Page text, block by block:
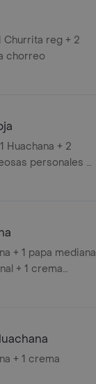
Churrita reg + 2
chorreo
Huachana + 2
personales +
+ 1 papa mediana
+ 1 crema
+ 1 crema